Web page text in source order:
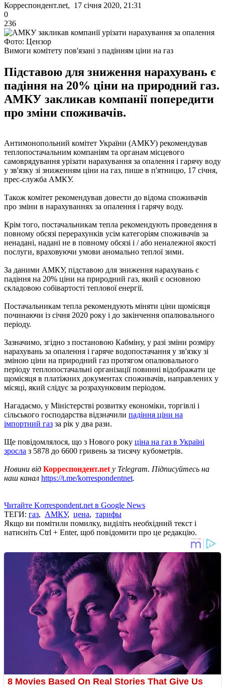
Корреспондент.net, 17 січня 2020, 21:31
0
236
Фото: Цензор
Вимоги комітету пов'язані з падінням ціни на газ
Підставою для зниження нарахувань є
падіння на 20% ціни на природний газ.
АМКУ закликав компанії попередити
про зміни споживачів.
Антимонопольний комітет України (АМКУ) рекомендував
теплопостачальним компаніям та органам місцевого
самоврядування урізати нарахування за опалення і гарячу воду
у зв'язку зі зниженням ціни на газ, пише в п'ятницю, 17 січня,
прес-служба АМКУ.
Також комітет рекомендував довести до відома споживачів
про зміни в нарахуваннях за опалення і гарячу воду.
Крім того, постачальникам тепла рекомендують проведення в
повному обсязі перерахунків усім категоріям споживачів за
ненадані, надані не в повному обсязі і / або неналежної якості
послуги, враховуючи умови аномально теплої зими.
За даними АМКУ, підставою для зниження нарахувань є
падіння на 20% ціни на природний газ, який є основною
складовою собівартості теплової енергії.
Постачальникам тепла рекомендують міняти ціни щомісяця
починаючи із січня 2020 року і до закінчення опалювального
періоду.
Зазначимо, згідно з постановою Кабміну, у разі зміни розміру
нарахувань за опалення і гаряче водопостачання у зв'язку зі
зміною ціни на природний газ протягом опалювального
періоду теплопостачальні організації повинні відображати це
щомісяця в платіжних документах споживачів, направлених у
місяці, який слідує за розрахунковим періодом.
Нагадаємо, у Міністерстві розвитку економіки, торгівлі і
сільського господарства відзначили падіння ціни на
імпортний газ за рік у два рази.
Ще повідомлялося, що з Нового року ціна на газ в Україні
зросла з 5878 до 6600 гривень за тисячу кубометрів.
Новини від Корреспондент.net у Telegram. Підписуйтесь на
наш канал https://t.me/korrespondentnet.
Читайте Korrespondent.net в Google News
ТЕГИ: газ, АМКУ, цена, тарифы
Якщо ви помітили помилку, виділіть необхідний текст і
натисніть Ctrl + Enter, щоб повідомити про це редакцію.